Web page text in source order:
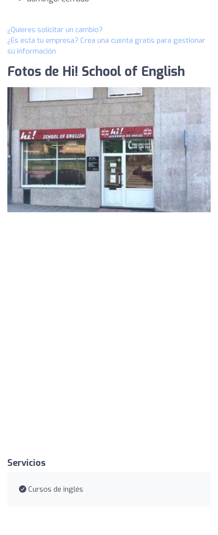
¿Quieres solicitar un cambio?
¿Es esta tu empresa? Crea una cuenta gratis para gestionar
su información
Fotos de Hi! School of English
Servicios
Cursos de inglés